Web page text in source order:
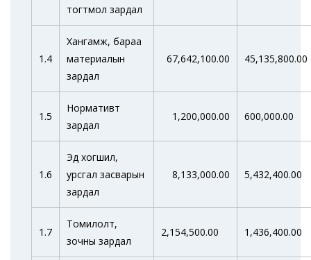
тогтмол зардал
1.4
Хангамж, бараа
материалын
зардал
67,642,100.00 45,135,800.00
1.5
Нормативт
зардал
1,200,000.00 600,000.00
1.6
Эд хогшил,
урсгал засварын
зардал
8,133,000.00 5,432,400.00
1.7
Томилолт,
зочны зардал
2,154,500.00 1,436,400.00